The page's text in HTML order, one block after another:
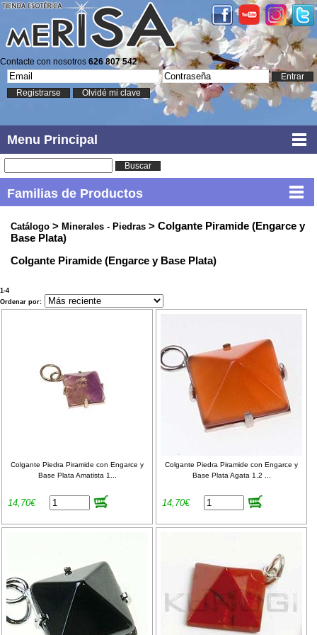
Contacte con nosotros 626 807 542
Entrar
Registrarse
Olvidé mi clave
Menu Principal
Buscar
Familias de Productos
Catálogo > Minerales - Piedras > Colgante Piramide (Engarce y
Base Plata)
Colgante Piramide (Engarce y Base Plata)
1-4
Ordenar por:
Colgante Piedra Piramide con Engarce y
Base Plata Amatista 1...
14,70€
Colgante Piedra Piramide con Engarce y
Base Plata Agata 1.2 ...
14,70€